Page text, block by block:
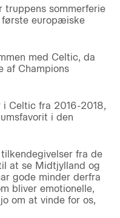
sommerferie
europæiske
med Celtic, da
af Champions
Celtic fra 2016-2018,
i den
fra de
at se Midtjylland og
gode minder derfra
bliver emotionelle,
om at vinde for os,